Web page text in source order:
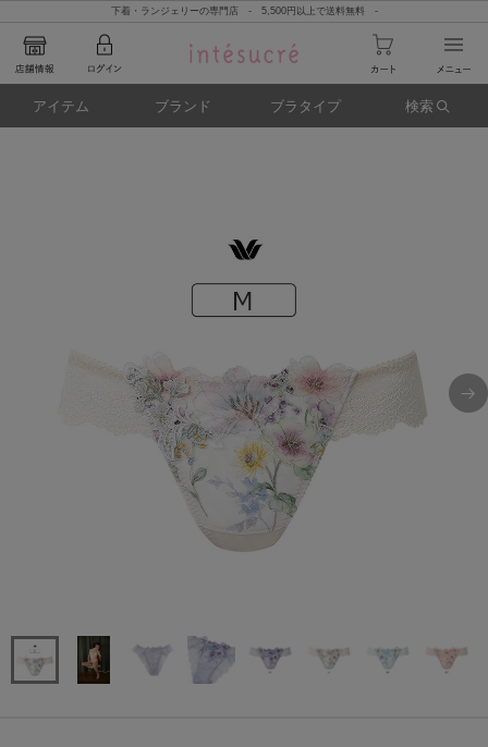
下着・ランジェリーの専門店 - 5,500円以上で送料無料 -
アイテム ブランド ブラタイプ 検索